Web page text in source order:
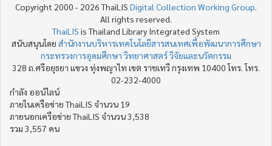
Copyright 2000 - 2026 ThaiLIS Digital Collection Working Group
All rights reserved.
ThaiLIS is Thailand Library Integrated System
สนับสนุนโดย สำนักงานบริหารเทคโนโลยีสารสนเทศเพื่อพัฒนาการศึกษา
กระทรวงการอุดมศึกษา วิทยาศาสตร์ วิจัยและนวัตกรรม
328 ถ.ศรีอยุธยา แขวง ทุ่งพญาไท เขต ราชเทวี กรุงเทพ 10400 โทร. โทร.
02-232-4000
กำลัง ออน์ไลน์
ภายในเครือข่าย ThaiLIS จำนวน 19
ภายนอกเครือข่าย ThaiLIS จำนวน 3,538
รวม 3,557 คน